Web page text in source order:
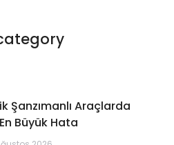
Şanzımanlı Araçlarda
Büyük Hata